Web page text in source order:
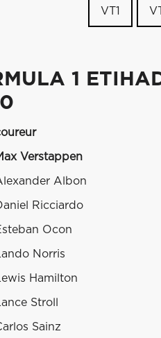
VT1
1
Verstappen
Albon
Ricciardo
Ocon
Norris
Hamilton
Stroll
Sainz